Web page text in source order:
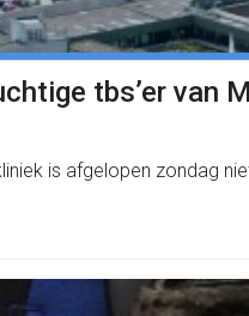
tbs’er van
is afgelopen